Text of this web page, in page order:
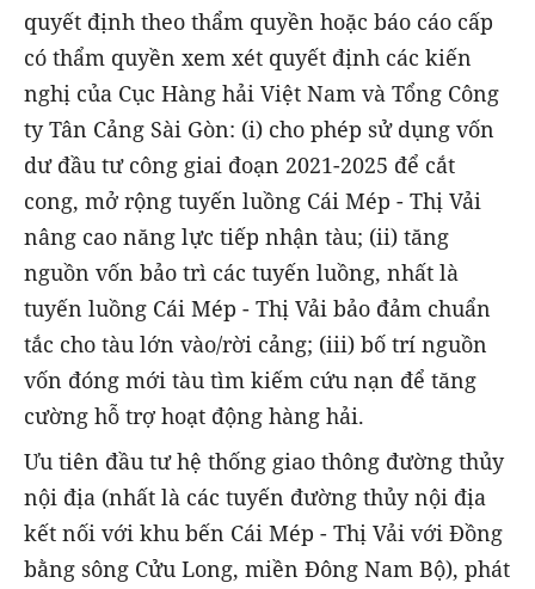
quyết định theo thẩm quyền hoặc báo cáo cấp
có thẩm quyền xem xét quyết định các kiến
nghị của Cục Hàng hải Việt Nam và Tổng Công
ty Tân Cảng Sài Gòn: (i) cho phép sử dụng vốn
dư đầu tư công giai đoạn 2021-2025 để cắt
cong, mở rộng tuyến luồng Cái Mép - Thị Vải
nâng cao năng lực tiếp nhận tàu; (ii) tăng
nguồn vốn bảo trì các tuyến luồng, nhất là
tuyến luồng Cái Mép - Thị Vải bảo đảm chuẩn
tắc cho tàu lớn vào/rời cảng; (iii) bố trí nguồn
vốn đóng mới tàu tìm kiếm cứu nạn để tăng
cường hỗ trợ hoạt động hàng hải.
Ưu tiên đầu tư hệ thống giao thông đường thủy
nội địa (nhất là các tuyến đường thủy nội địa
kết nối với khu bến Cái Mép - Thị Vải với Đồng
bằng sông Cửu Long, miền Đông Nam Bộ), phát